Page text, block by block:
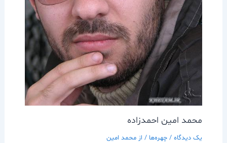
محمد امين احمدزاده
یک دیدگاه / چهره‌ها / از محمد امین